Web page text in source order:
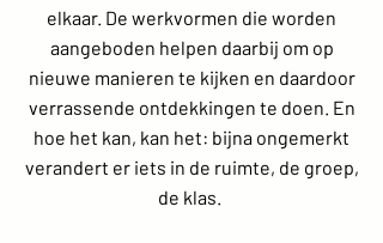
elkaar. De werkvormen die worden
aangeboden helpen daarbij om op
nieuwe manieren te kijken en daardoor
verrassende ontdekkingen te doen. En
hoe het kan, kan het: bijna ongemerkt
verandert er iets in de ruimte, de groep,
de klas.